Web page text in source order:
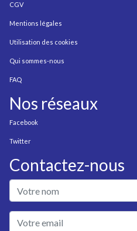
CGV
Mentions légales
Utilisation des cookies
Qui sommes-nous
FAQ
Nos réseaux
Facebook
Twitter
Contactez-nous